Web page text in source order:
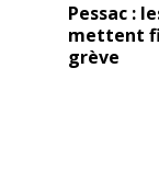
Pessac :
mettent
grève